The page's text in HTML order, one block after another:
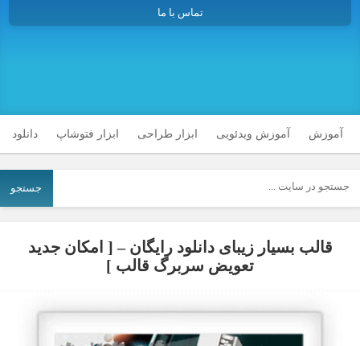
تماس با ما
آموزش آموزش ویدئویی ابزار طراحی ابزار فتوشاپ دانلود
جستجو
قالب بسیار زیبای دانلود رایگان – [ امکان جدید
تعویض سربرگ قالب ]